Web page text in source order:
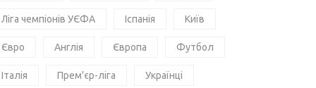
Ліга чемпіонів УЄФА Іспанія Київ
Євро Англія Європа Футбол
Італія Прем'єр-ліга Українці